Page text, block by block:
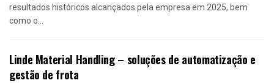
resultados históricos alcançados pela empresa em 2025, bem
como o...
Linde Material Handling – soluções de automatização e
gestão de frota